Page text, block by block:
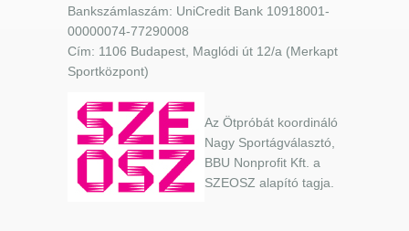
Bankszámlaszám: UniCredit Bank 10918001-
00000074-77290008
Cím: 1106 Budapest, Maglódi út 12/a (Merkapt
Sportközpont)
Az Ötpróbát koordináló
Nagy Sportágválasztó,
BBU Nonprofit Kft. a
SZEOSZ alapító tagja.